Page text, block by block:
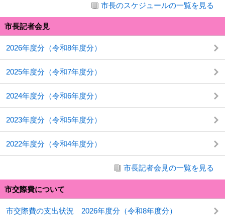
市長のスケジュールの一覧を見る
市長記者会見
2026年度分（令和8年度分）
2025年度分（令和7年度分）
2024年度分（令和6年度分）
2023年度分（令和5年度分）
2022年度分（令和4年度分）
市長記者会見の一覧を見る
市交際費について
市交際費の支出状況 2026年度分（令和8年度分）